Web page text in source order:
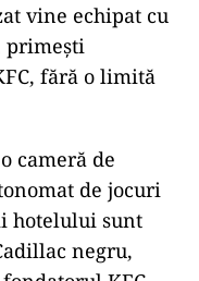
vine echipat cu
primești
fără o limită
cameră de
de jocuri
hotelului sunt
negru,